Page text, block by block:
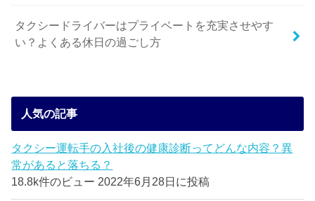
タクシードライバーはプライベートを充実させやす
い？よくある休日の過ごし方
人気の記事
タクシー運転手の入社後の健康診断ってどんな内容？異
常があると落ちる？
18.8k件のビュー 2022年6月28日に投稿